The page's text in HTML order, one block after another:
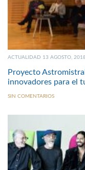
ACTUALIDAD 13 AGOSTO, 2018
Proyecto
innovadores para el
SIN COMENTARIOS